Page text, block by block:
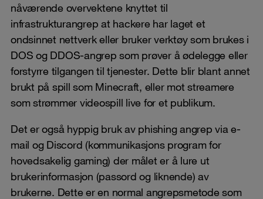
nåværende overvektene knyttet til
infrastrukturangrep at hackere har laget et
ondsinnet nettverk eller bruker verktøy som brukes i
DOS og DDOS-angrep som prøver å ødelegge eller
forstyrre tilgangen til tjenester. Dette blir blant annet
brukt på spill som Minecraft, eller mot streamere
som strømmer videospill live for et publikum.
Det er også hyppig bruk av phishing angrep via e-
mail og Discord (kommunikasjons program for
hovedsakelig gaming) der målet er å lure ut
brukerinformasjon (passord og liknende) av
brukerne. Dette er en normal angrepsmetode som